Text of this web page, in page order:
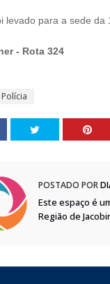
levado para a sede da
- Rota 324
Polícia
POSTADO POR
Este espaço é
Região de